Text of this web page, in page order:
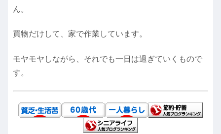
ん。
買物だけして、家で作業しています。
モヤモヤしながら、それでも一日は過ぎていくもので
す。